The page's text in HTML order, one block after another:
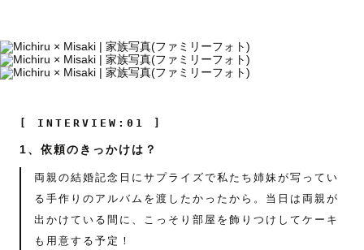
[ INTERVIEW:01 ]
1、依頼のきっかけは？
両親の結婚記念日にサプライズで私たち姉妹が写ってい
る手作りのアルバムを渡したかったから。当日は両親が
出かけている間に、こっそり部屋を飾りつけしてケーキ
も用意する予定！